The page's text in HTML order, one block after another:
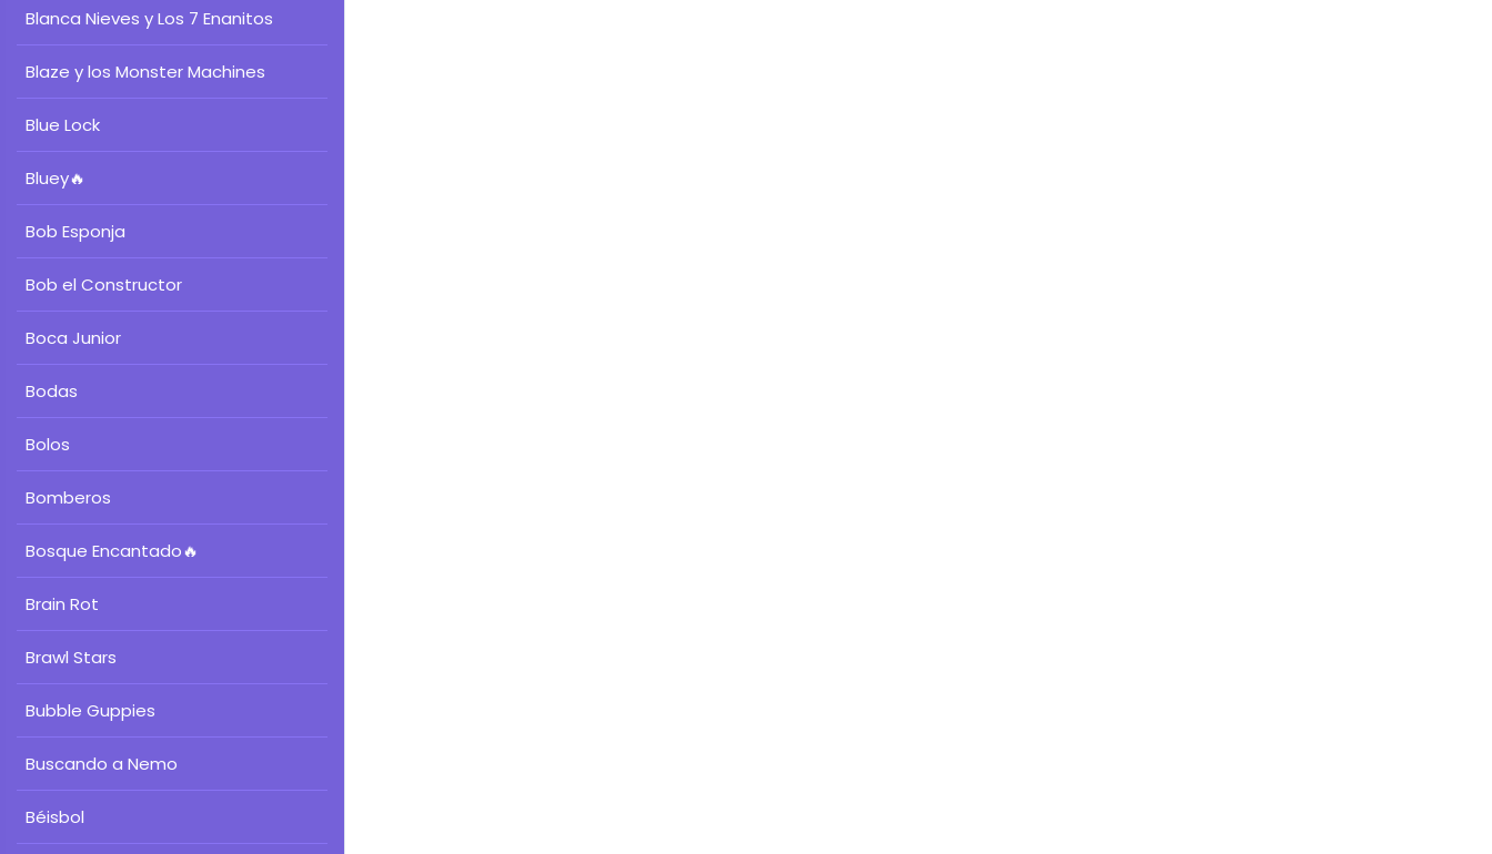
Blanca Nieves y Los 7 Enanitos
Blaze y los Monster Machines
Blue Lock
Bluey🔥
Bob Esponja
Bob el Constructor
Boca Junior
Bodas
Bolos
Bomberos
Bosque Encantado🔥
Brain Rot
Brawl Stars
Bubble Guppies
Buscando a Nemo
Béisbol